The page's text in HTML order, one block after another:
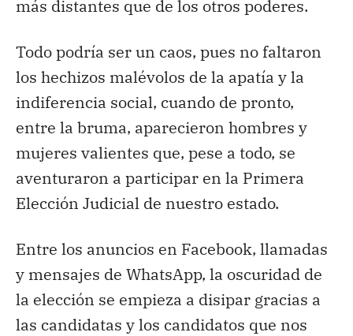
más distantes que de los otros poderes.
Todo podría ser un caos, pues no faltaron
los hechizos malévolos de la apatía y la
indiferencia social, cuando de pronto,
entre la bruma, aparecieron hombres y
mujeres valientes que, pese a todo, se
aventuraron a participar en la Primera
Elección Judicial de nuestro estado.
Entre los anuncios en Facebook, llamadas
y mensajes de WhatsApp, la oscuridad de
la elección se empieza a disipar gracias a
las candidatas y los candidatos que nos